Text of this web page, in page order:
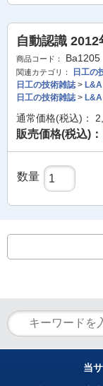
自動認識
商品コード： Ba1205
関連カテゴリ：
日工の
日工の技術雑誌>
日工の技術雑誌>
通常価格(税込)：
販売価格(税込)：
数量
当